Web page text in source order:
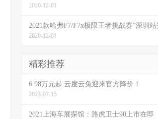
2020-12-01
2021款哈弗F7/F7x极限王者挑战赛”深圳
2020-12-01
精彩推荐
6.98万元起 云度云兔迎来官方降价！
2023-07-15
2021上海车展探馆：路虎卫士90上市在即